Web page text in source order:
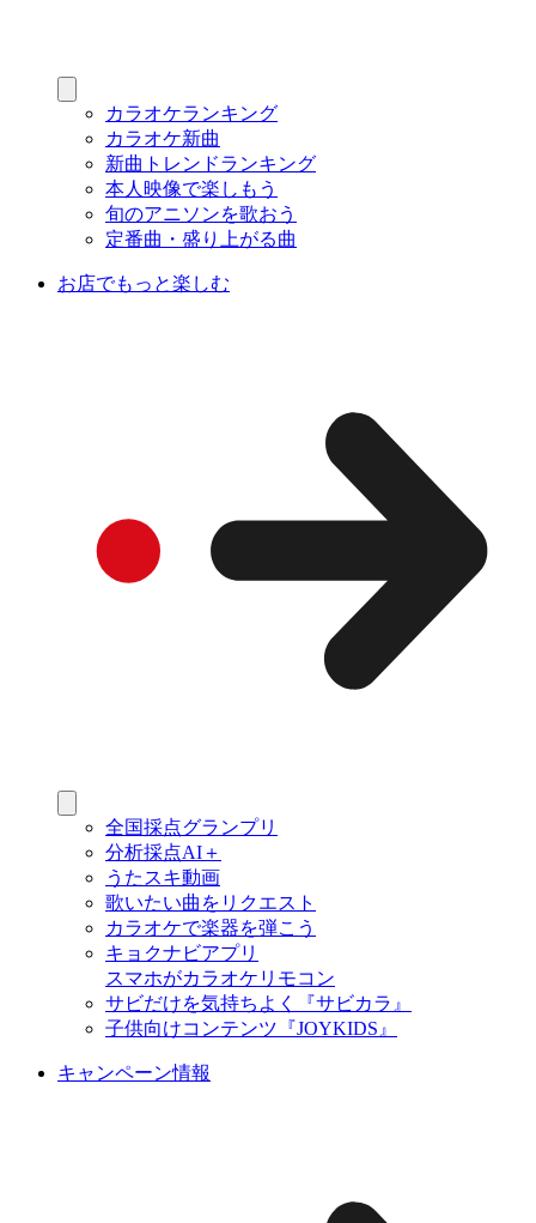
カラオケランキング
カラオケ新曲
新曲トレンドランキング
本人映像で楽しもう
旬のアニソンを歌おう
定番曲・盛り上がる曲
お店でもっと楽しむ
全国採点グランプリ
分析採点AI＋
うたスキ動画
歌いたい曲をリクエスト
カラオケで楽器を弾こう
キョクナビアプリ
スマホがカラオケリモコン
サビだけを気持ちよく『サビカラ』
子供向けコンテンツ『JOYKIDS』
キャンペーン情報